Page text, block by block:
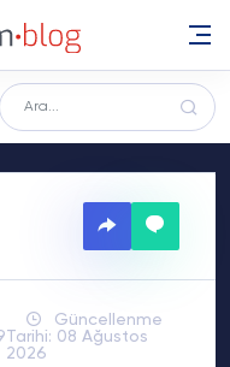
Güncellenme
Tarihi: 08 Ağustos
2026